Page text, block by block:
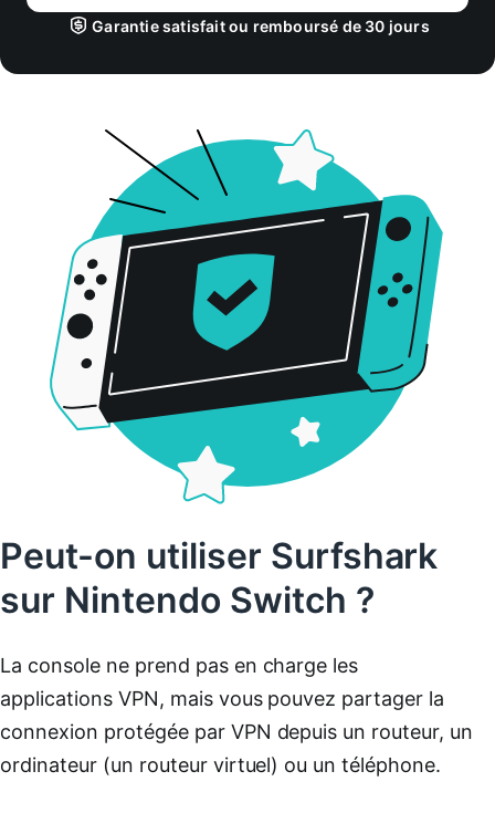
Garantie satisfait ou remboursé de 30 jours
Peut-on utiliser Surfshark
sur Nintendo Switch ?
La console ne prend pas en charge les
applications VPN, mais vous pouvez partager la
connexion protégée par VPN depuis un routeur, un
ordinateur (un routeur virtuel) ou un téléphone.